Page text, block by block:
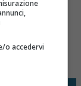
o accedervi